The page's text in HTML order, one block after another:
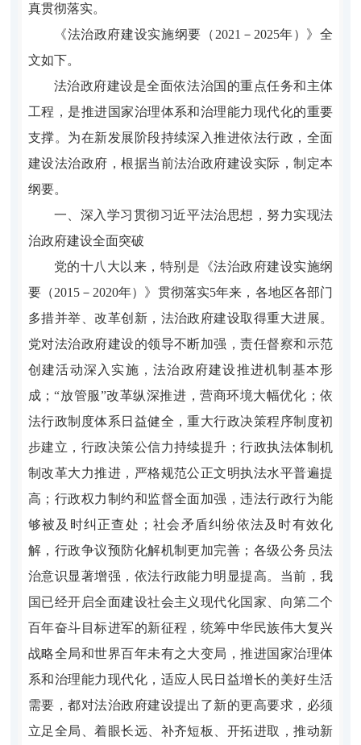
真贯彻落实。
《法治政府建设实施纲要（2021－2025年）》全
文如下。
法治政府建设是全面依法治国的重点任务和主体
工程，是推进国家治理体系和治理能力现代化的重要
支撑。为在新发展阶段持续深入推进依法行政，全面
建设法治政府，根据当前法治政府建设实际，制定本
纲要。
一、深入学习贯彻习近平法治思想，努力实现法
治政府建设全面突破
党的十八大以来，特别是《法治政府建设实施纲
要（2015－2020年）》贯彻落实5年来，各地区各部门
多措并举、改革创新，法治政府建设取得重大进展。
党对法治政府建设的领导不断加强，责任督察和示范
创建活动深入实施，法治政府建设推进机制基本形
成；“放管服”改革纵深推进，营商环境大幅优化；依
法行政制度体系日益健全，重大行政决策程序制度初
步建立，行政决策公信力持续提升；行政执法体制机
制改革大力推进，严格规范公正文明执法水平普遍提
高；行政权力制约和监督全面加强，违法行政行为能
够被及时纠正查处；社会矛盾纠纷依法及时有效化
解，行政争议预防化解机制更加完善；各级公务员法
治意识显著增强，依法行政能力明显提高。当前，我
国已经开启全面建设社会主义现代化国家、向第二个
百年奋斗目标进军的新征程，统筹中华民族伟大复兴
战略全局和世界百年未有之大变局，推进国家治理体
系和治理能力现代化，适应人民日益增长的美好生活
需要，都对法治政府建设提出了新的更高要求，必须
立足全局、着眼长远、补齐短板、开拓进取，推动新